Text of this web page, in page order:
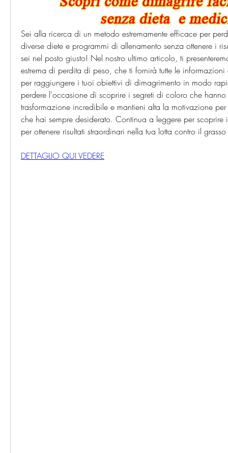
Sei alla ricerca di un metodo estremamente efficace per
diverse diete e programmi di allenamento senza ottenere i
sei nel posto giusto! Nel nostro ultimo articolo, ti
estrema di perdita di peso, che ti fornirà tutte le informazioni
per raggiungere i tuoi obiettivi di dimagrimento in modo
perdere l'occasione di scoprire i segreti di coloro che hanno
trasformazione incredibile e mantieni alta la motivazione
che hai sempre desiderato. Continua a leggere per scoprire
per ottenere risultati straordinari nella tua lotta contro il
DETTAGLIO QUI VEDERE